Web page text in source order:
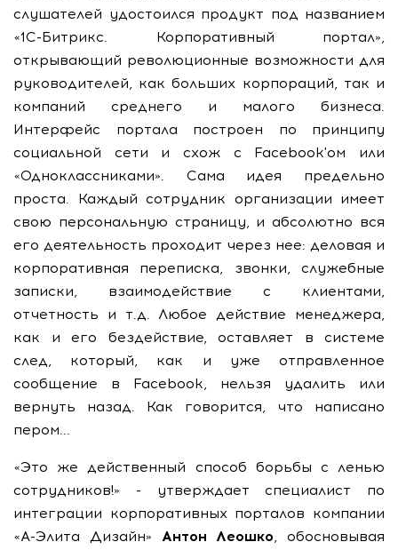
слушателей удостоился продукт под названием
«1С-Битрикс. Корпоративный портал»,
открывающий революционные возможности для
руководителей, как больших корпораций, так и
компаний среднего и малого бизнеса.
Интерфейс портала построен по принципу
социальной сети и схож с Facebook'ом или
«Одноклассниками». Сама идея предельно
проста. Каждый сотрудник организации имеет
свою персональную страницу, и абсолютно вся
его деятельность проходит через нее: деловая и
корпоративная переписка, звонки, служебные
записки, взаимодействие с клиентами,
отчетность и т.д. Любое действие менеджера,
как и его бездействие, оставляет в системе
след, который, как и уже отправленное
сообщение в Facebook, нельзя удалить или
вернуть назад. Как говорится, что написано
пером...
«Это же действенный способ борьбы с ленью
сотрудников!» - утверждает специалист по
интеграции корпоративных порталов компании
«А-Элита Дизайн» Антон Леошко, обосновывая